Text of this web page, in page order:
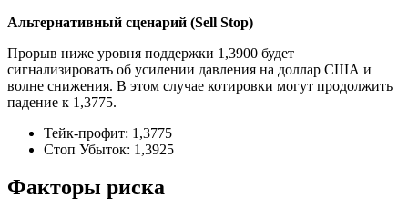
Альтернативный сценарий (Sell Stop)
Прорыв ниже уровня поддержки 1,3900 будет
сигнализировать об усилении давления на доллар США и
волне снижения. В этом случае котировки могут продолжить
падение к 1,3775.
Тейк-профит: 1,3775
Стоп Убыток: 1,3925
Факторы риска